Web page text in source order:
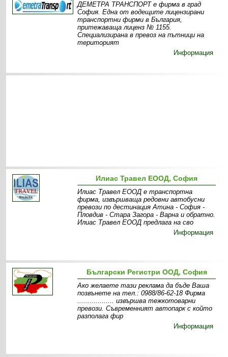
ДЕМЕТРА ТРАНСПОРТ е фирма в град
София. Една от водещите лицензирани
транспортни фирми в България,
притежаваща лиценз № 1155.
Специализирана в превоз на пътници на
територият
Информация
Илиас Травел ЕООД, София
Илиас Травел ЕООД е транспортна
фирма, извършваща редовни автобусни
превози по дестинация Атина - София -
Пловдив - Стара Загора - Варна и обратно.
Илиас Травел ЕООД предлага на сво
Информация
Български Регистри ООД, София
Ако желаете тази реклама да бъде Ваша
позвънете на тел.: 0988/86-62-18 Фирма
.................. извършва тежкотоварни
превози. Съвременният автопарк с който
разполага фир
Информация